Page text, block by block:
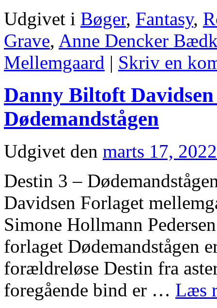
Udgivet i Bøger, Fantasy,
Grave, Anne Dencker
Mellemgaard | Skriv en
Danny Biltoft Davidsen
Dødemandstågen
Udgivet den marts 17, 2022
Destin 3 –
Davidsen Forlaget
Simone Hollmann
forlaget Dødemandstågen
forældreløse Destin fra
foregående bind er … Læs